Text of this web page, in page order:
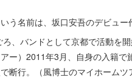
う名前は、坂口安吾のデビュー
、バンドとして京都で活動を
ー）2011年3月、自身の入籍
断行。（風博士のマイホーム